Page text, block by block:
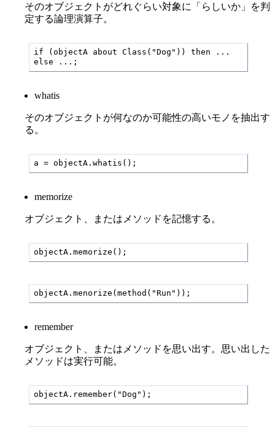
そのオブジェクトがどれぐらい対象に「らしいか」を判
定する論理演算子。
if (objectA about Class("Dog")) then ...
else ...;
whatis
そのオブジェクトが何なのか可能性の高いモノを抽出す
る。
a = objectA.whatis();
memorize
オブジェクト、またはメソッドを記憶する。
objectA.memorize();
objectA.menorize(method("Run"));
remember
オブジェクト、またはメソッドを思い出す。思い出した
メソッドは実行可能。
objectA.remember("Dog");